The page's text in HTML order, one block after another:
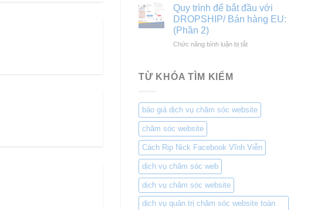
dân
dụng
nghiệp
view
king
sẻ
theme
Flatsome
Full
Quy trình để bắt đầu với
DROPSHIP/ Bán hàng EU:
(Phần 2)
Chức năng bình luận bị tắtở
với
DROPSHIP/
EU:
(Phần
TỪ KHÓA TÌM KIẾM
báo giá dịch vụ chăm sóc website
chăm sóc website
Cách Rip Nick Facebook Vĩnh Viễn
dịch vụ chăm sóc web
dịch vụ chăm sóc website
dịch vụ quản trị chăm sóc website toàn